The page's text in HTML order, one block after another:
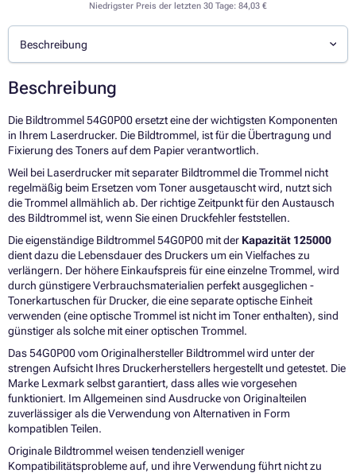
Niedrigster Preis der letzten 30 Tage: 84,03 €
Beschreibung
Beschreibung
Die Bildtrommel 54G0P00 ersetzt eine der wichtigsten Komponenten
in Ihrem Laserdrucker. Die Bildtrommel, ist für die Übertragung und
Fixierung des Toners auf dem Papier verantwortlich.
Weil bei Laserdrucker mit separater Bildtrommel die Trommel nicht
regelmäßig beim Ersetzen vom Toner ausgetauscht wird, nutzt sich
die Trommel allmählich ab. Der richtige Zeitpunkt für den Austausch
des Bildtrommel ist, wenn Sie einen Druckfehler feststellen.
Die eigenständige Bildtrommel 54G0P00 mit der Kapazität 125000
dient dazu die Lebensdauer des Druckers um ein Vielfaches zu
verlängern. Der höhere Einkaufspreis für eine einzelne Trommel, wird
durch günstigere Verbrauchsmaterialien perfekt ausgeglichen -
Tonerkartuschen für Drucker, die eine separate optische Einheit
verwenden (eine optische Trommel ist nicht im Toner enthalten), sind
günstiger als solche mit einer optischen Trommel.
Das 54G0P00 vom Originalhersteller Bildtrommel wird unter der
strengen Aufsicht Ihres Druckerherstellers hergestellt und getestet. Die
Marke Lexmark selbst garantiert, dass alles wie vorgesehen
funktioniert. Im Allgemeinen sind Ausdrucke von Originalteilen
zuverlässiger als die Verwendung von Alternativen in Form
kompatiblen Teilen.
Originale Bildtrommel weisen tendenziell weniger
Kompatibilitätsprobleme auf, und ihre Verwendung führt nicht zu